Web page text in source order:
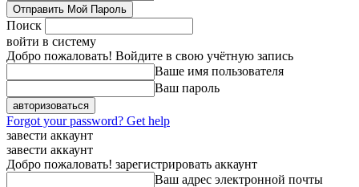
Поиск
войти в систему
Добро пожаловать! Войдите в свою учётную запись
Ваше имя пользователя
Ваш пароль
Forgot your password? Get help
завести аккаунт
завести аккаунт
Добро пожаловать! зарегистрировать аккаунт
Ваш адрес электронной почты